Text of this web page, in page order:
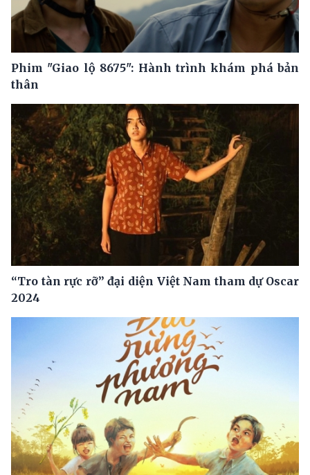
Phim "Giao lộ 8675": Hành trình khám phá bản
thân
“Tro tàn rực rỡ” đại diện Việt Nam tham dự Oscar
2024